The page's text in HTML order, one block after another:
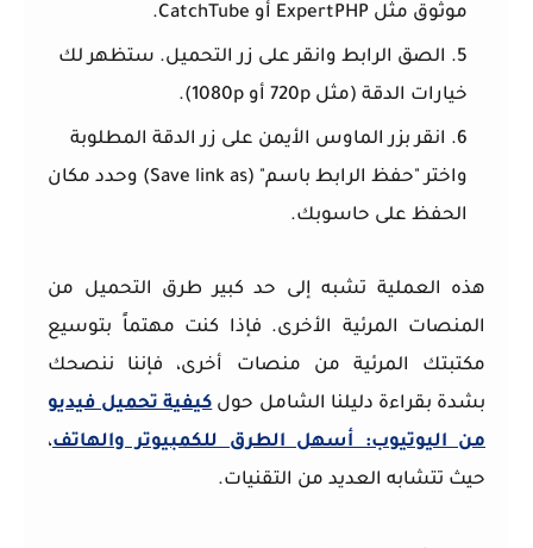
موثوق مثل ExpertPHP أو CatchTube
.
الصق الرابط وانقر على زر التحميل. ستظهر لك
خيارات الدقة (مثل 720p أو 1080p).
انقر بزر الماوس الأيمن على زر الدقة المطلوبة
واختر"حفظ الرابط باسم" (Save link as)
وحدد مكان
الحفظ على حاسوبك.
هذه العملية تشبه إلى حد كبير طرق التحميل من
المنصات المرئية الأخرى. فإذا كنت مهتماً بتوسيع
مكتبتك المرئية من منصات أخرى، فإننا ننصحك
بشدة بقراءة دليلنا الشامل حولكيفية تحميل فيديو
من اليوتيوب: أسهل الطرق للكمبيوتر والهاتف،
حيث تتشابه العديد من التقنيات.